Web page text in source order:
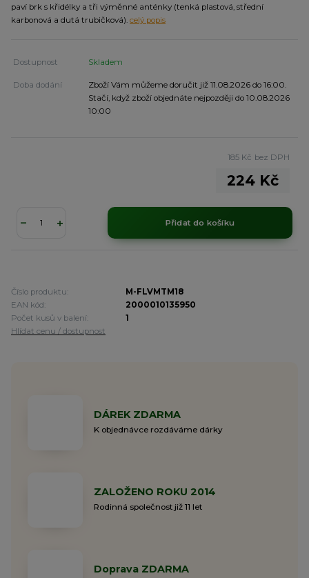
paví brk s křidélky a tři výměnné anténky (tenká plastová, střední
karbonová a dutá trubičková). celý popis
Dostupnost Skladem
Doba dodání
Zboží Vám můžeme doručit již 11.08.2026 do 16:00.
Stačí, když zboží objednáte nejpozději do 10.08.2026
10:00
224 Kč
185 Kč bez DPH
Přidat do košíku
Číslo produktu:
M-FLVMTM18
EAN kód:
2000010135950
Počet kusů v balení:
1
Hlídat cenu / dostupnost
DÁREK ZDARMA
K objednávce rozdáváme dárky
ZALOŽENO ROKU 2014
Rodinná společnost již 11 let
Doprava ZDARMA